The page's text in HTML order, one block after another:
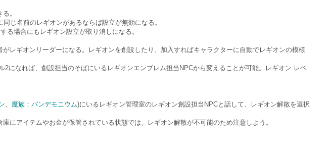
。
じ名前のレギオンがあるならば設立が無効になる。
る場合にもレギオン設立が取り消しになる。
レギオンリーダーになる。レギオンを創設したり、加入すればキャラクターに自動でレギオンの模様
2になれば、創設担当のそばにいるレギオンエンブレム担当NPCから変えることが可能。レギオン レベ
、 魔族 ： パンデモニウム)にいるレギオン管理室のレギオン創設担当NPCと話して、レギオン解散を選択
にアイテムやお金が保管されている状態では、レギオン解散が不可能のため注意しよう。